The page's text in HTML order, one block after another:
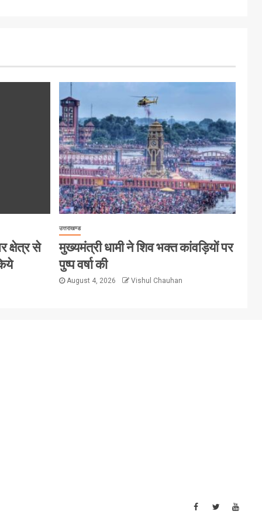
क्षेत्र से
उत्तराखण्ड
मुख्यमंत्री धामी ने शिव भक्त कांवड़ियों पर
पुष्प वर्षा की
August 4, 2026 Vishul Chauhan